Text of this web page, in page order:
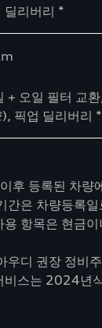
딜리버리 *
+ 오일 필터 교
픽업 딜리버리 *
후 등록된 차량
간은 차량등록
항목은 현금
우디 권장 정비
비스는 2024년